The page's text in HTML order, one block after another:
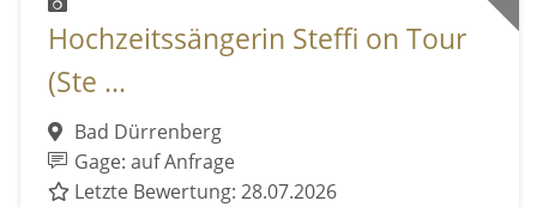
Hochzeitssängerin Steffi on Tour
(Ste ...
Bad Dürrenberg
Gage: auf Anfrage
Letzte Bewertung: 28.07.2026